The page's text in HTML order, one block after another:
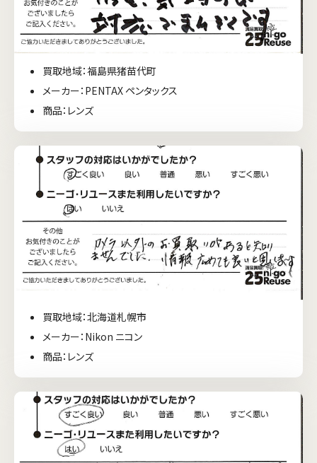
買取地域：福島県猪苗代町
メーカー：PENTAX ペンタックス
商品：レンズ
買取地域：北海道札幌市
メーカー：Nikon ニコン
商品：レンズ